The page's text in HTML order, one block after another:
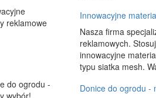
Innowacyjne
Nasza firma
reklamowych.
innowacyjne
typu siatka mesh.
Donice do ogrodu -